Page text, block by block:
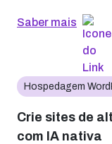
Saber mais
Hospedagem
Crie sites de
com IA nativa